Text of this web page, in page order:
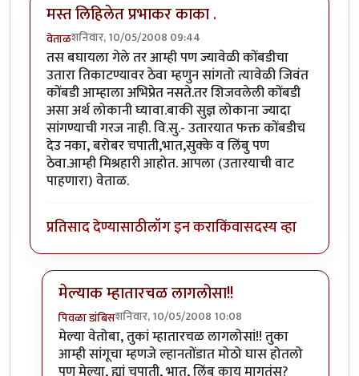
मस्त लिहिलेत प्रभाकर काका .
वेताळशनिवार, 10/05/2008 09:44
तस बघायला गेले तर आम्ही पण ज्यावेळी कोंबडीचा
उतारा तिकाटण्यावर ठेवा म्हणुन सांगतो त्यावेळी जिवंत
कोंबडी आम्हाला अभिप्रेत नसते.तर शिजवलेली कोंबडी
असा अर्थ लोकानी घ्यावा.बाकी सुज्ञ लोकाना ज्यादा
सांगण्याची गरज नाही. वि.सु.- उतारयात फक्त कोंबडीच
देउ नका, बरोबर चपाती,भात,सुक्के व लिंबु पण
ठेवा.आम्ही मिश्रहारी आहोत. आपला (उतारयाची वाट
पाहणारा) वेताळ.
प्रतिसाद देण्यासाठीलॉग इन कराकिंवासदस्य व्हा
मेल्याक म्हातारचळ लागलोसा!!
पिवळा डांबिसशनिवार, 10/05/2008 10:08
In reply toमस्त लिहिलेत प्रभाकर काका .byवेताळ
मेल्या वेतोबा, तुकां म्हातारचळ लागलोसां!! तुका
आम्ही सांगूचा म्हणजे ल्हानतोंडात मोठो घास होतलो